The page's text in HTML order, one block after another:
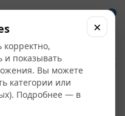
0
П-50,
50 м,
корректно,
и показывать
Вы можете
категории или
Подробнее — в
×